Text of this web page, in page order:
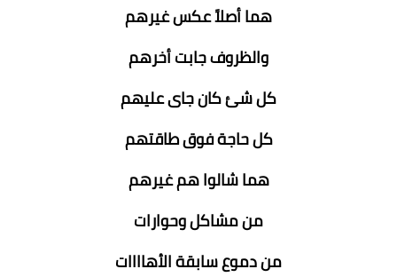
هما أصلاً عكس غيرهم
والظروف جابت أخرهم
كل شئ كان جاى عليهم
كل حاجة فوق طاقتهم
هما شالوا هم غيرهم
من مشاكل وحوارات
من دموع سابقة الأهاااات